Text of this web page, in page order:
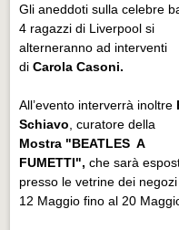
Gli aneddoti sulla celebre
4 ragazzi di Liverpool si
alterneranno ad interventi
diCarola Casoni.
All’evento interverrà inoltre
Schiavo , curatore della
Mostra "BEATLES A
FUMETTI", che sarà
presso le vetrine dei
12 Maggio fino al 20